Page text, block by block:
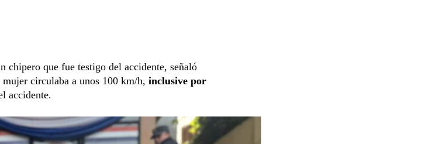
chipero que fue testigo del accidente, señaló
circulaba a unos 100 km/h, inclusive por
accidente.